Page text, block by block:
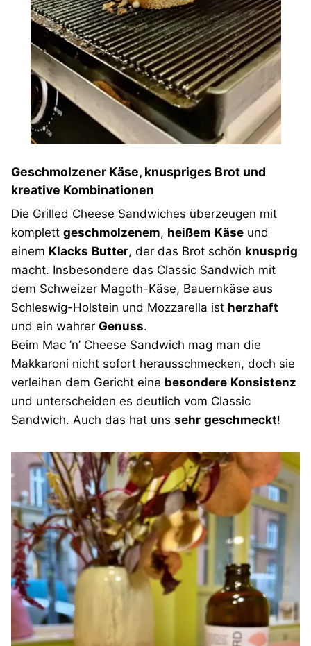
Geschmolzener Käse, knuspriges Brot und
kreative Kombinationen
Die Grilled Cheese Sandwiches überzeugen mit
komplett geschmolzenem, heißem Käse und
einem Klacks Butter, der das Brot schön knusprig
macht. Insbesondere das Classic Sandwich mit
dem Schweizer Magoth-Käse, Bauernkäse aus
Schleswig-Holstein und Mozzarella ist herzhaft
und ein wahrer Genuss.
Beim Mac ’n’ Cheese Sandwich mag man die
Makkaroni nicht sofort herausschmecken, doch sie
verleihen dem Gericht eine besondere Konsistenz
und unterscheiden es deutlich vom Classic
Sandwich. Auch das hat uns sehr geschmeckt!